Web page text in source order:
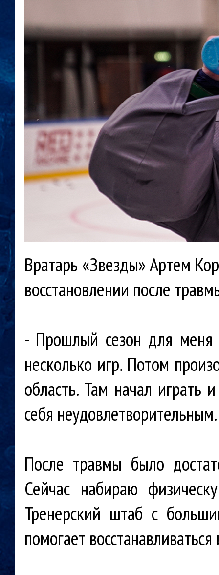
Вратарь «Звезды» Артем
восстановлении после
- Прошлый сезон для меня
несколько игр. Потом
область. Там начал играть
себя неудовлетворительным.
После травмы было
Сейчас набираю
Тренерский штаб с
помогает